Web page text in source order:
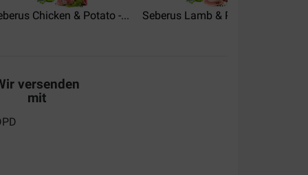
Chicken & Potato -... Seberus Lamb & Potato -...
versenden
mit